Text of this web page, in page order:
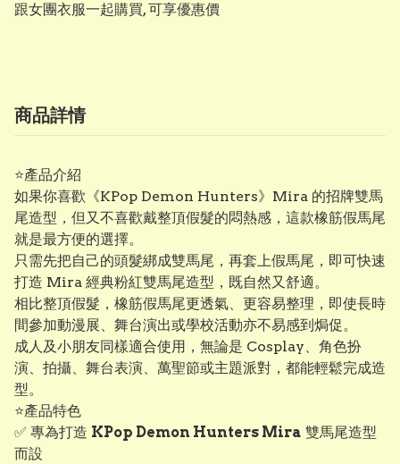
跟女團衣服一起購買, 可享優惠價
商品詳情
⭐產品介紹
如果你喜歡《KPop Demon Hunters》Mira 的招牌雙馬
尾造型，但又不喜歡戴整頂假髮的悶熱感，這款橡筋假馬尾
就是最方便的選擇。
只需先把自己的頭髮綁成雙馬尾，再套上假馬尾，即可快速
打造 Mira 經典粉紅雙馬尾造型，既自然又舒適。
相比整頂假髮，橡筋假馬尾更透氣、更容易整理，即使長時
間參加動漫展、舞台演出或學校活動亦不易感到焗促。
成人及小朋友同樣適合使用，無論是 Cosplay、角色扮
演、拍攝、舞台表演、萬聖節或主題派對，都能輕鬆完成造
型。
⭐產品特色
✅ 專為打造 KPop Demon Hunters Mira 雙馬尾造型
而設